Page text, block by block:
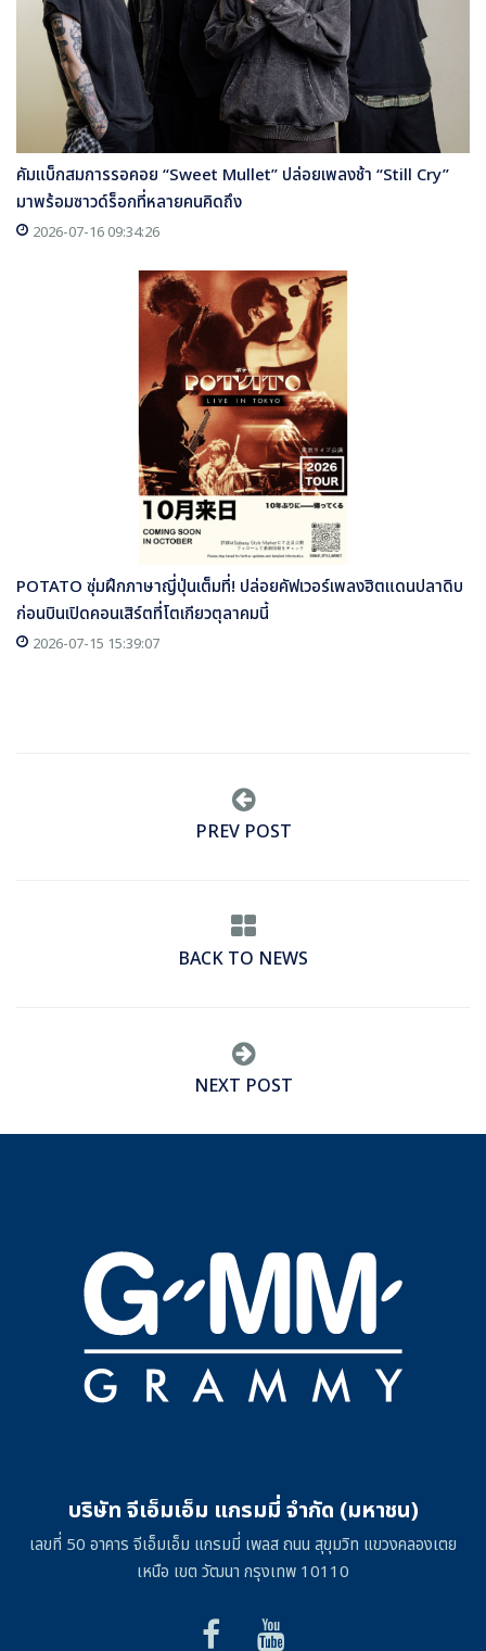
คัมแบ็กสมการรอคอย “Sweet Mullet” ปล่อยเพลงช้า “Still Cry”
มาพร้อมซาวด์ร็อกที่หลายคนคิดถึง
2026-07-16 09:34:26
POTATO ซุ่มฝึกภาษาญี่ปุ่นเต็มที่! ปล่อยคัฟเวอร์เพลงฮิตแดนปลาดิบ
ก่อนบินเปิดคอนเสิร์ตที่โตเกียวตุลาคมนี้
2026-07-15 15:39:07
PREV POST
BACK TO NEWS
NEXT POST
บริษัท จีเอ็มเอ็ม แกรมมี่ จำกัด (มหาชน)
เลขที่ 50 อาคาร จีเอ็มเอ็ม แกรมมี่ เพลส ถนน สุขุมวิท แขวงคลองเตย
เหนือ เขต วัฒนา กรุงเทพ 10110